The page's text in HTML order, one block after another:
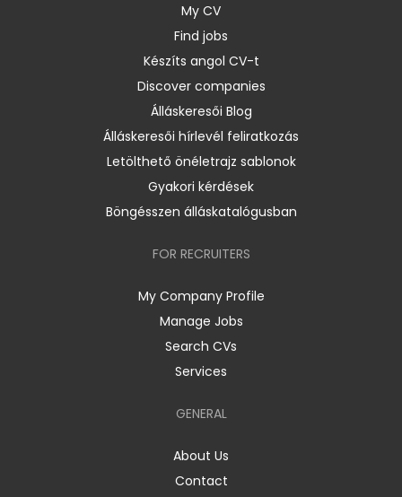
My CV
Find jobs
Készíts angol CV-t
Discover companies
Álláskeresői Blog
Álláskeresői hírlevél feliratkozás
Letölthető önéletrajz sablonok
Gyakori kérdések
Böngésszen álláskatalógusban
FOR RECRUITERS
My Company Profile
Manage Jobs
Search CVs
Services
GENERAL
About Us
Contact